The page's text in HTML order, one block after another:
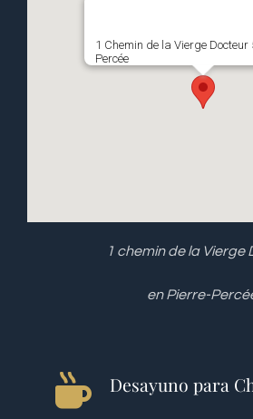
1 Chemin de la Vierge Docteur
Percée
1 chemin de la Vierge
en Pierre-
Desayuno para